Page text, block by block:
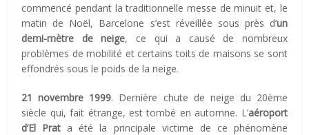
commencé pendant la traditionnelle messe de minuit et, le
matin de Noël, Barcelone s’est réveillée sous près d’un
demi-mètre de neige, ce qui a causé de nombreux
problèmes de mobilité et certains toits de maisons se sont
effondrés sous le poids de la neige.
21 novembre 1999. Dernière chute de neige du 20ème
siècle qui, fait étrange, est tombé en automne. L’aéroport
d’El Prat a été la principale victime de ce phénomène